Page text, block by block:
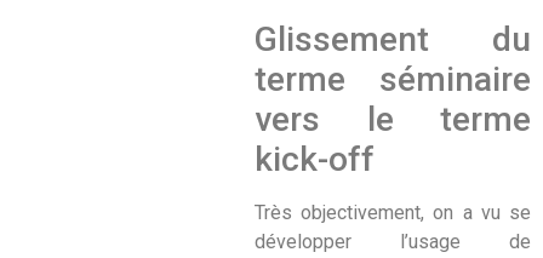
Glissement du
terme séminaire
vers le terme
kick-off
Très objectivement, on a vu se
développer l’usage de